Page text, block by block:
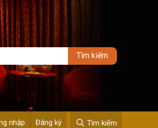
nhập Đăng ký Tìm kiếm